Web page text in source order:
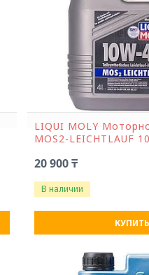
LIQUI MOLY
MOS2-LEICHTLAUF
20 900 ₸
В наличии
КУПИТЬ